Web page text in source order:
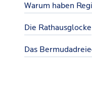
Warum haben
Die Rathausglocke
Das